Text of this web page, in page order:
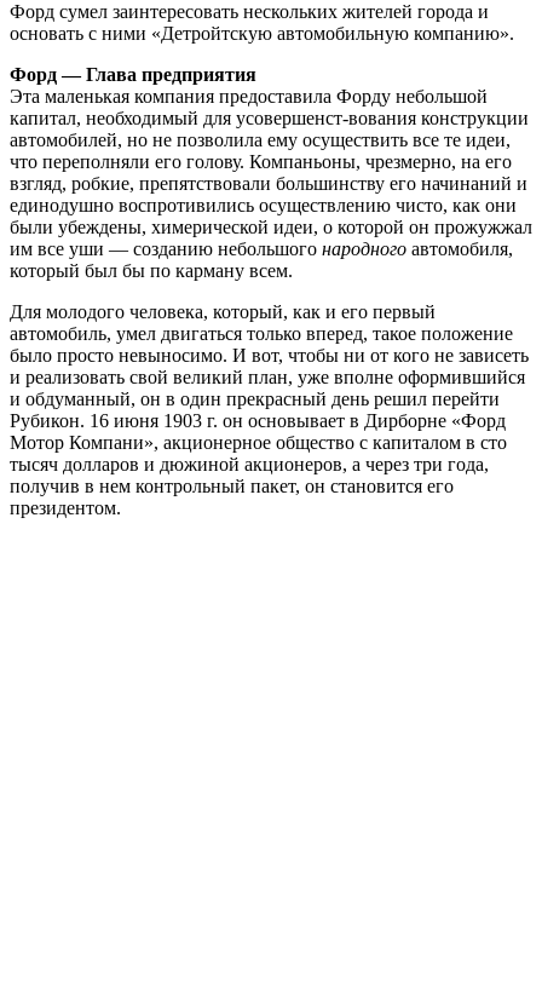
Форд сумел заинтересовать нескольких жителей города и
основать с ними «Детройтскую автомобильную компанию».
Форд — Глава предприятия
Эта маленькая компания предоставила Форду небольшой
капитал, необходимый для усовершенст-вования конструкции
автомобилей, но не позволила ему осуществить все те идеи,
что переполняли его голову. Компаньоны, чрезмерно, на его
взгляд, робкие, препятствовали большинству его начинаний и
единодушно воспротивились осуществлению чисто, как они
были убеждены, химерической идеи, о которой он прожужжал
им все уши — созданию небольшого народного автомобиля,
который был бы по карману всем.
Для молодого человека, который, как и его первый
автомобиль, умел двигаться только вперед, такое положение
было просто невыносимо. И вот, чтобы ни от кого не зависеть
и реализовать свой великий план, уже вполне оформившийся
и обдуманный, он в один прекрасный день решил перейти
Рубикон. 16 июня 1903 г. он основывает в Дирборне «Форд
Мотор Компани», акционерное общество с капиталом в сто
тысяч долларов и дюжиной акционеров, а через три года,
получив в нем контрольный пакет, он становится его
президентом.